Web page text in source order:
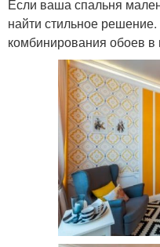
Если ваша спальня
найти стильное
комбинирования обоев